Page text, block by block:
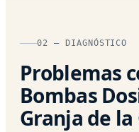
02 — DIAGNÓSTICO
Problemas
Bombas
Granja de la